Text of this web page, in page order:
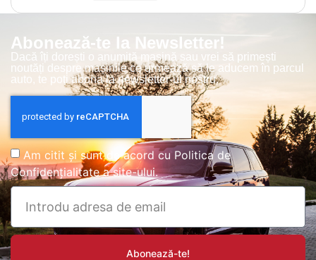
Abonează-te la Newsletter!
Dacă îți dorești o anumită mașină sau vrei să primești
noutăți despre mașinile ce urmează să le aducem în parcul
auto, te poți abona la newsletter-ul nostru.
Am citit și sunt de acord cu Politica de
Confidențialitatea site-ului.
Abonează-te!